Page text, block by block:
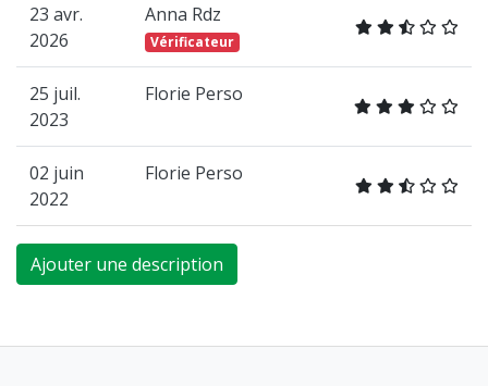
23 avr.
2026
Anna Rdz
Vérificateur
25 juil.
2023
Florie Perso
02 juin
2022
Florie Perso
Ajouter une description